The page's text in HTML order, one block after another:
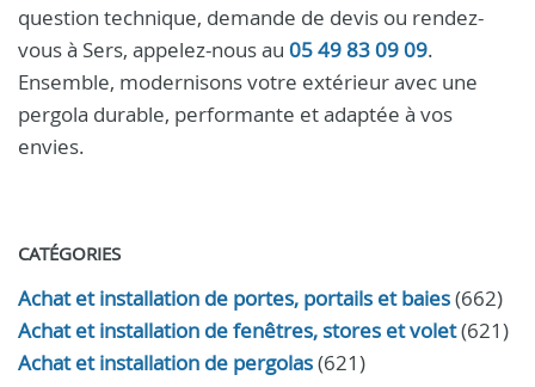
question technique, demande de devis ou rendez-
vous à Sers, appelez-nous au 05 49 83 09 09.
Ensemble, modernisons votre extérieur avec une
pergola durable, performante et adaptée à vos
envies.
CATÉGORIES
Achat et installation de portes, portails et baies(662)
Achat et installation de fenêtres, stores et volet(621)
Achat et installation de pergolas(621)